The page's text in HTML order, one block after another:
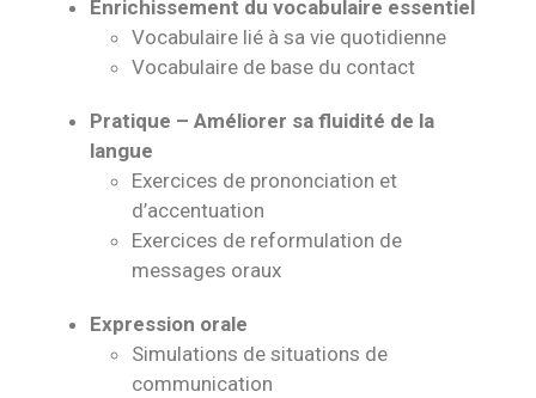
Enrichissement du vocabulaire essentiel
Vocabulaire lié à sa vie quotidienne
Vocabulaire de base du contact
Pratique – Améliorer sa fluidité de la
langue
Exercices de prononciation et
d’accentuation
Exercices de reformulation de
messages oraux
Expression orale
Simulations de situations de
communication